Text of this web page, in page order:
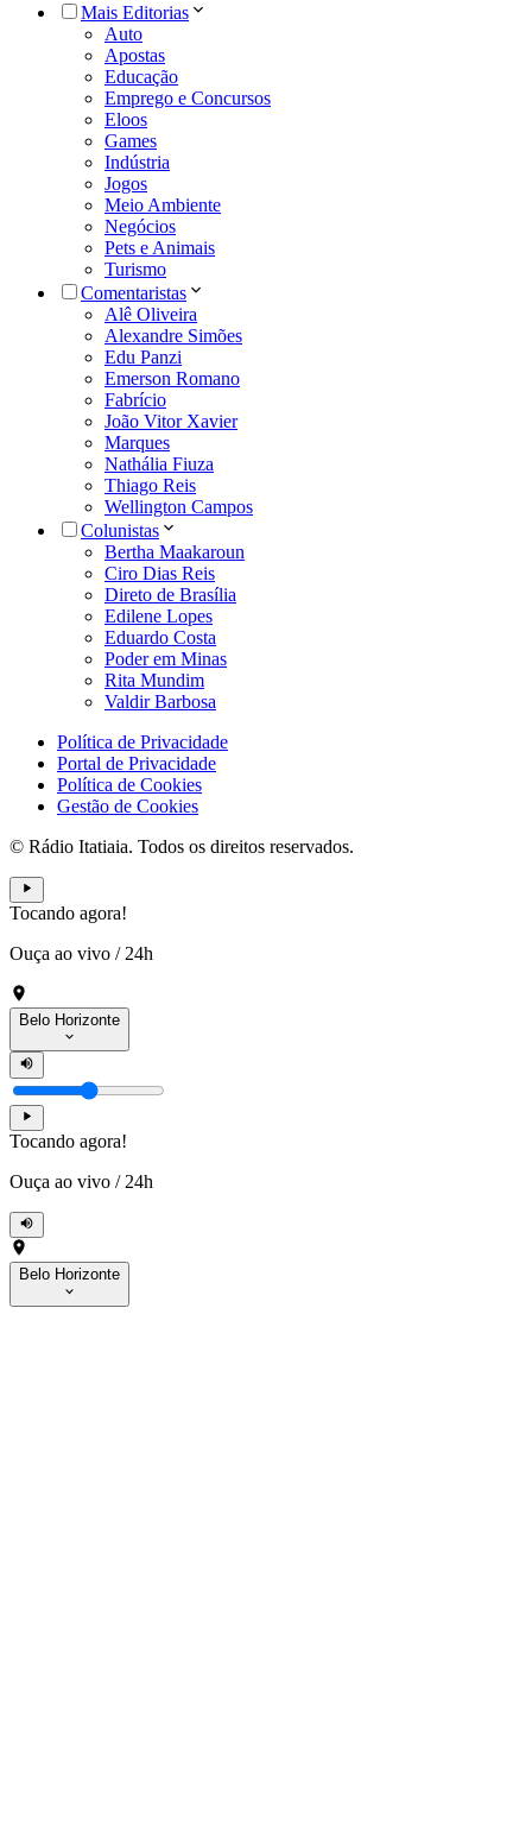
Mais Editorias
Auto
Apostas
Educação
Emprego e Concursos
Eloos
Games
Indústria
Jogos
Meio Ambiente
Negócios
Pets e Animais
Turismo
Comentaristas
Alê Oliveira
Alexandre Simões
Edu Panzi
Emerson Romano
Fabrício
João Vitor Xavier
Marques
Nathália Fiuza
Thiago Reis
Wellington Campos
Colunistas
Bertha Maakaroun
Ciro Dias Reis
Direto de Brasília
Edilene Lopes
Eduardo Costa
Poder em Minas
Rita Mundim
Valdir Barbosa
Política de Privacidade
Portal de Privacidade
Política de Cookies
Gestão de Cookies
© Rádio Itatiaia. Todos os direitos reservados.
Tocando agora!
Ouça ao vivo / 24h
Belo Horizonte
Tocando agora!
Ouça ao vivo / 24h
Belo Horizonte